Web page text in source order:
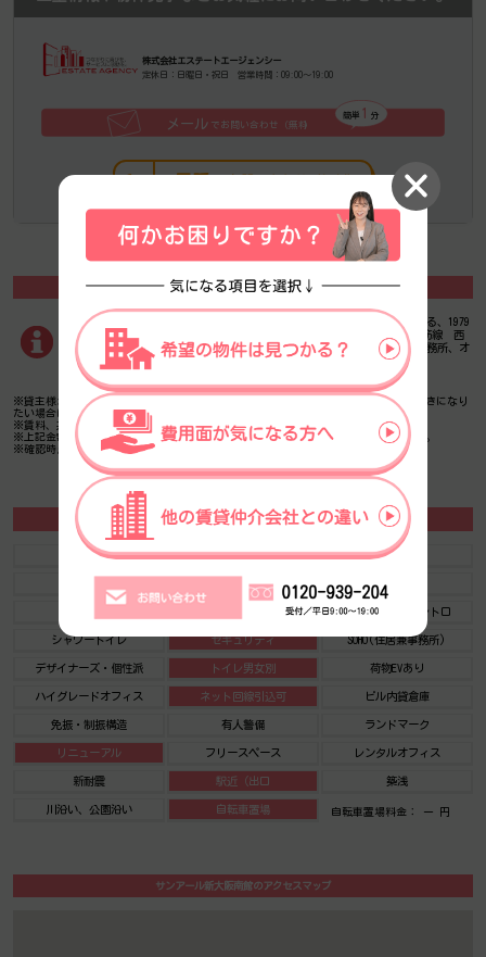
株式会社エステートエージェンシー
定休日：日曜日・祝日 営業時間：09:00～19:00
でお問い合わせ（無料）
メール
簡単 分
1
サンアール新大阪南館の基本情報
サンアール新大阪南館は、淀川区エリア（大阪市淀川区西中島1丁目）にある、1979
年竣工、地上６階建の賃貸オフィスビルです。最寄駅は、大阪メトロ御堂筋線 西
中島南方駅 徒歩3分のアクセス。是非一度ご内覧下さいませ！その他、事務所、オ
フィス移転の事なら何でもご相談下さい。
※貸主様からのご要望の為、条件を未公開としている場合がございます。詳しくお聞きになり
たい場合は、弊社までご連絡ください。
※賃料、共益費、礼金、その他費用には別途消費税が掛かります。
※上記金額は募集条件です。条件交渉などについてはお気軽にお問い合わせください。
※確認時点での情報のため、リアルタイム情報はお問合せください。
サンアール新大阪南館の施設情報カテゴリ
1棟貸可能 駅直結 大型EV
大通り沿い 傘いらず
ヴィンテージ・レトロ
シャワートイレ セキュリティ SOHO(住居兼事務所)
デザイナーズ・個性派 トイレ男女別 荷物EVあり
ハイグレードオフィス ネット回線引込可 ビル内貸倉庫
免振・制振構造 有人警備 ランドマーク
リニューアル フリースペース レンタルオフィス
新耐震 駅近（出口 築浅
川沿い、公園沿い 自転車置場 自転車置場料金： ー 円
サンアール新大阪南館のアクセスマップ